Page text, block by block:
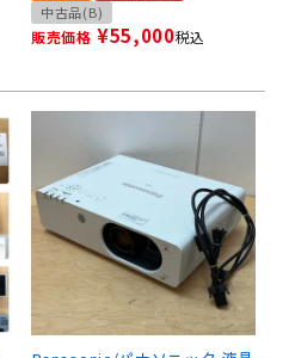
中古品(B)
販売価格 ¥55,000税込